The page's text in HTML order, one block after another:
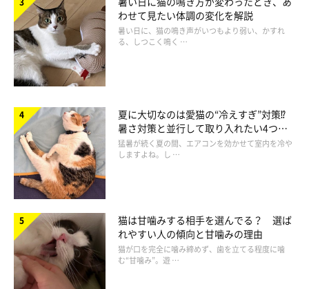
行動サイクルが変わる
それまでと睡眠・覚醒のサイクルが変わることがあります。たと
えば、夜中に眠らず鳴きながらうろつく、昼間に長時間眠ってい
るなど。
また食欲に関しても、異常に増したり、逆に低下したりすること
があるようです。増した場合は、つねに食事を要求することか
わせて見たい体調の変化を解説
暑い日に、猫の鳴き声がいつもより弱い、かすれ
る、しつこく鳴く …
夏に大切なのは愛猫の“冷えすぎ”対策⁉
暑さ対策と並行して取り入れたい4つの
工夫
猛暑が続く夏の間、エアコンを効かせて室内を冷や
しますよね。し …
猫は甘噛みする相手を選んでる？ 選ば
れやすい人の傾向と甘噛みの理由
猫が口を完全に噛み締めず、歯を立てる程度に噛
む“甘噛み”。遊 …